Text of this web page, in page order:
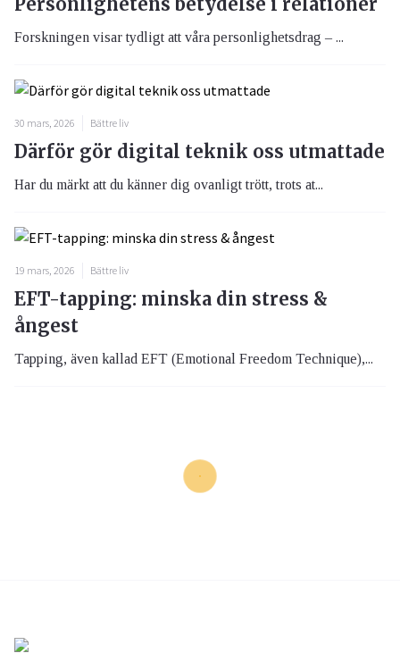
Forskningen visar tydligt att våra personlighetsdrag – ...
30 mars, 2026 Bättre liv
Därför gör digital teknik oss utmattade
Har du märkt att du känner dig ovanligt trött, trots at...
19 mars, 2026 Bättre liv
EFT-tapping: minska din stress &
ångest
Tapping, även kallad EFT (Emotional Freedom Technique),...